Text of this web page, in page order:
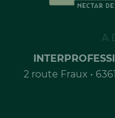
2 route Fraux •